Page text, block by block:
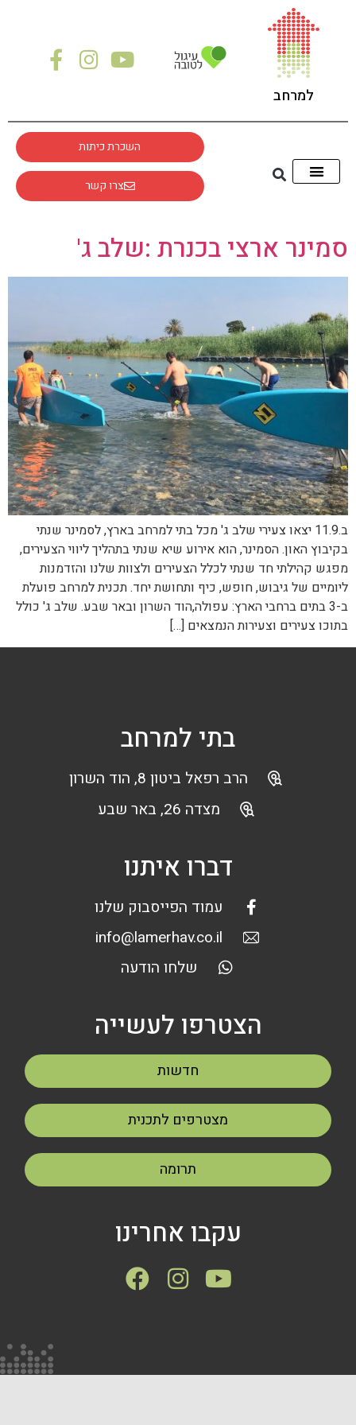
למרחב
השכרת כיתות
צרו קשר
סמינר ארצי בכנרת :שלב ג'
ב.11.9 יצאו צעירי שלב ג' מכל בתי למרחב בארץ, לסמינר שנתי
בקיבוץ האון. הסמינר, הוא אירוע שיא שנתי בתהליך ליווי הצעירים,
מפגש קהילתי חד שנתי לכלל הצעירים ולצוות שלנו והזדמנות
ליומיים של גיבוש, חופש, כיף ותחושת יחד. תכנית למרחב פועלת
ב-3 בתים ברחבי הארץ: עפולה,הוד השרון ובאר שבע. שלב ג' כולל
בתוכו צעירים וצעירות הנמצאים […]
בתי למרחב
הרב רפאל ביטון 8, הוד השרון
מצדה 26, באר שבע
דברו איתנו
עמוד הפייסבוק שלנו
info@lamerhav.co.il
שלחו הודעה
הצטרפו לעשייה
חדשות
מצטרפים לתכנית
תרומה
עקבו אחרינו